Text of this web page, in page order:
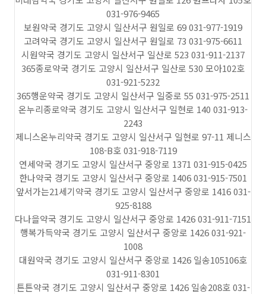
031-976-9465
보원약국 경기도 고양시 일산서구 원일로 69 031-977-1919
고려약국 경기도 고양시 일산서구 원일로 73 031-975-6611
시원약국 경기도 고양시 일산서구 일산로 523 031-911-2137
365종로약국 경기도 고양시 일산서구 일산로 530 모아102호
031-921-5232
365행운약국 경기도 고양시 일산서구 일중로 55 031-975-2511
온누리종로약국 경기도 고양시 일산서구 일현로 140 031-913-
2243
제니스온누리약국 경기도 고양시 일산서구 일현로 97-11 제니스
108-B호 031-918-7119
연세약국 경기도 고양시 일산서구 중앙로 1371 031-915-0425
한나약국 경기도 고양시 일산서구 중앙로 1406 031-915-7501
앞서가는21세기약국 경기도 고양시 일산서구 중앙로 1416 031-
925-8188
다나을약국 경기도 고양시 일산서구 중앙로 1426 031-911-7151
행복가득약국 경기도 고양시 일산서구 중앙로 1426 031-921-
1008
대원약국 경기도 고양시 일산서구 중앙로 1426 일송105106호
031-911-8301
튼튼약국 경기도 고양시 일산서구 중앙로 1426 일송208호 031-